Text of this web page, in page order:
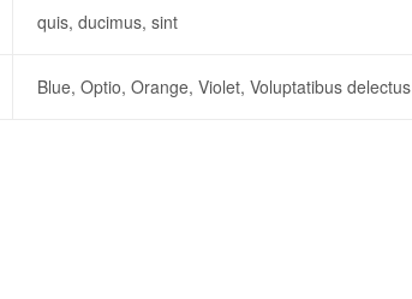
quis, ducimus, sint
Blue, Optio, Orange, Violet, Voluptatibus delectus